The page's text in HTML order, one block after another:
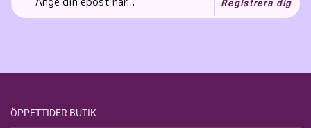
Registrera dig
ÖPPETTIDER BUTIK